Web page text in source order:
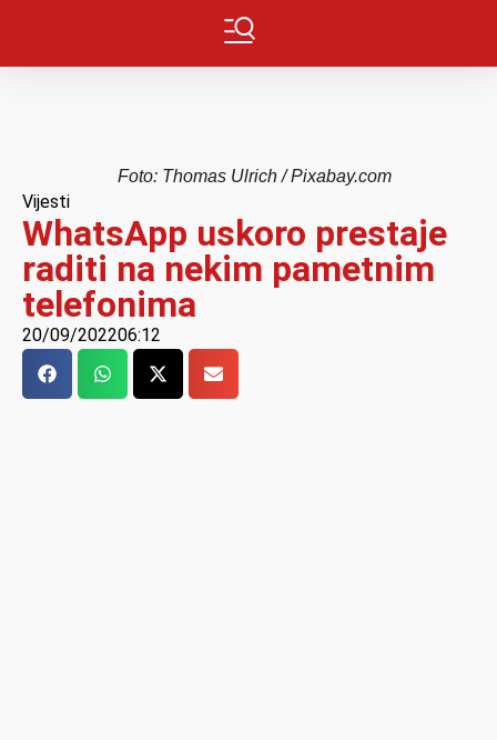
Foto: Thomas Ulrich / Pixabay.com
Vijesti
WhatsApp uskoro prestaje
raditi na nekim pametnim
telefonima
20/09/202206:12